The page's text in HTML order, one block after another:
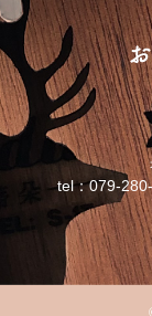
tel：079-